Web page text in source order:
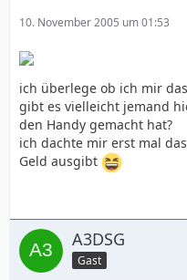
10. November 2005 um 01:53
ich überlege ob ich mir
gibt es vielleicht jemand
den Handy gemacht hat?
ich dachte mir erst mal
Geld ausgibt
A3DSG
Gast